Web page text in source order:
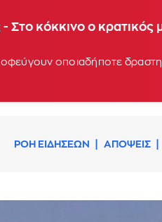
Στο κόκκινο ο κρατικός
οποιαδήποτε
ΡΟΗ ΕΙΔΗΣΕΩΝ ΑΠΟΨΕΙΣ